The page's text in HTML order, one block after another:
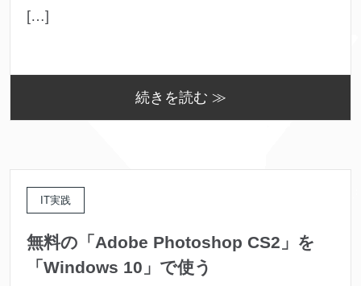
[…]
続きを読む ≫
IT実践
無料の「Adobe Photoshop CS2」を
「Windows 10」で使う